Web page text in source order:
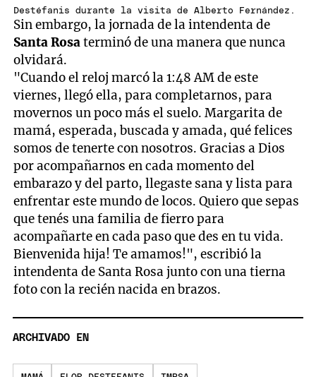
Destéfanis durante la visita de Alberto Fernández.
Sin embargo, la jornada de la intendenta de
Santa Rosaterminó de una manera que nunca
olvidará.
"Cuando el reloj marcó la 1:48 AM de este
viernes, llegó ella, para completarnos, para
movernos un poco más el suelo. Margarita de
mamá, esperada, buscada y amada, qué felices
somos de tenerte con nosotros. Gracias a Dios
por acompañarnos en cada momento del
embarazo y del parto, llegaste sana y lista para
enfrentar este mundo de locos. Quiero que sepas
que tenés una familia de fierro para
acompañarte en cada paso que des en tu vida.
Bienvenida hija! Te amamos!", escribió la
intendenta de Santa Rosa junto con una tierna
foto con la recién nacida en brazos.
ARCHIVADO EN